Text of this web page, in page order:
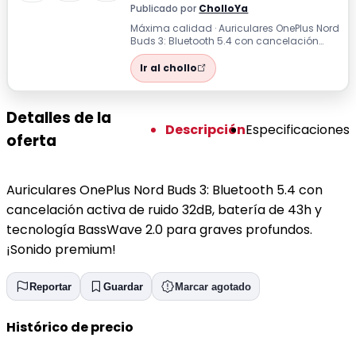
Publicado por CholloYa
Máxima calidad · Auriculares OnePlus Nord
Buds 3: Bluetooth 5.4 con cancelación
activa de ruido 32dB, batería de 43h ...
Ir al chollo
Detalles de la
oferta
DescripciónEspecificaciones
Auriculares OnePlus Nord Buds 3: Bluetooth 5.4 con
cancelación activa de ruido 32dB, batería de 43h y
tecnología BassWave 2.0 para graves profundos.
¡Sonido premium!
Reportar Guardar Marcar agotado
Histórico de precio